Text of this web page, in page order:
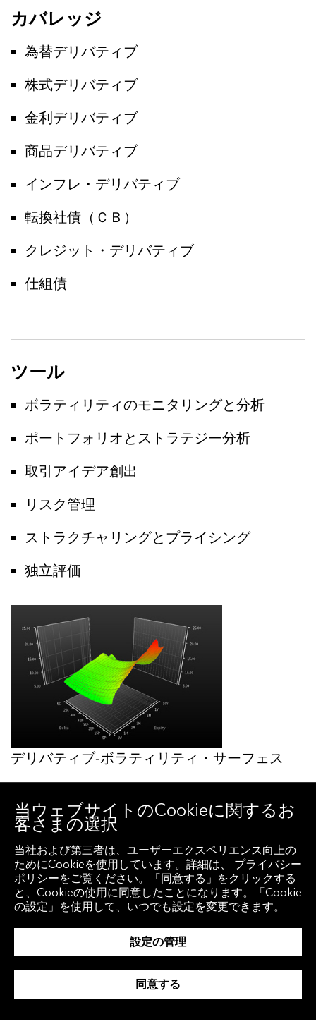
カバレッジ
為替デリバティブ
株式デリバティブ
金利デリバティブ
商品デリバティブ
インフレ・デリバティブ
転換社債（ＣＢ）
クレジット・デリバティブ
仕組債
ツール
ボラティリティのモニタリングと分析
ポートフォリオとストラテジー分析
取引アイデア創出
リスク管理
ストラクチャリングとプライシング
独立評価
デリバティブ‐ボラティリティ・サーフェス
アイデア創出と検証
資産別のエクスポージャー管理を可能にする
ブルームバーグの取引前分析ツールは、お客
さまの意思決定をサポートします。
日中および過去の市場データ（配当・カー
ブ・スプレッド・ボラティリティなど）のト
レンドや相互関係に基づいて、アイデアを創
当ウェブサイトのCookieに関するお
客さまの選択
当社および第三者は、ユーザーエクスペリエンス向上の
ためにCookieを使用しています。詳細は、 プライバシー
ポリシーをご覧ください。「同意する」をクリックする
と、Cookieの使用に同意したことになります。「Cookie
の設定」を使用して、いつでも設定を変更できます。
設定の管理
同意する